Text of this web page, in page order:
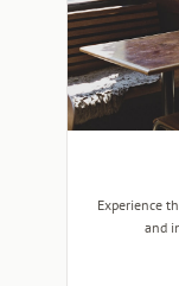
Experience
and